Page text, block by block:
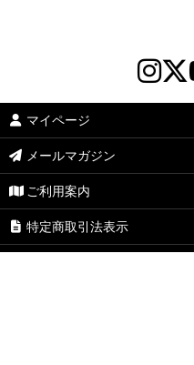
マイページ
メールマガジン
ご利用案内
特定商取引法表示